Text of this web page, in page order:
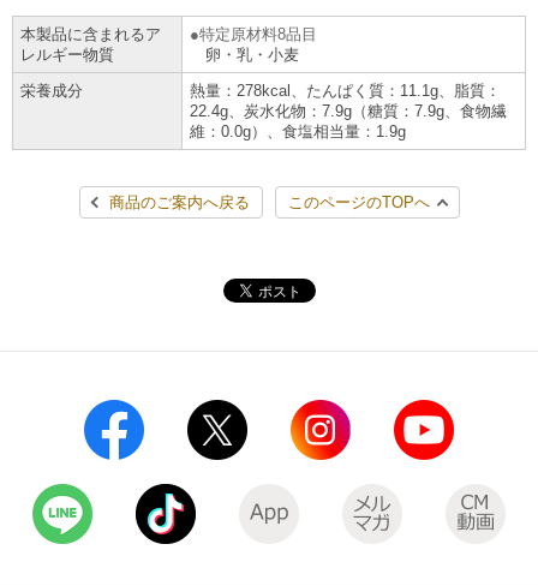
チケット
プリペイドサービス
スポーツ振興くじ
行政サービス
学び・教育
スマホプリペイド
レジでApple Accountにチャージ
オンラインフォトサービス
コインランドリー（店舗限定）
自転車シェアリング（店舗限定）
モバイルバッテリーシェアリング（店舗限定）
モバイルWi-Fiバッテリーシェアリング（店舗限定）
JTB
国内店舗数
売上高、店舗数推移
セブン‐イレブンの海外事業
データで見るセブン‐イレブン
セブン‐イレブンの「商品力」
セブン-イレブンの横顔
セブン-イレブンの歴史
4VISIONS
サステナビリティニュース
サステナビリティレポート
報告書ライブラリー
English (Corporate)
English (Services)
简体中文(服务)
한국어(서비스)
本製品に含まれるア
レルギー物質
特定原材料8品目
卵・乳・小麦
栄養成分
熱量：278kcal、たんぱく質：11.1g、脂質：
22.4g、炭水化物：7.9g（糖質：7.9g、食物繊
維：0.0g）、食塩相当量：1.9g
商品のご案内へ戻る このページのTOPへ